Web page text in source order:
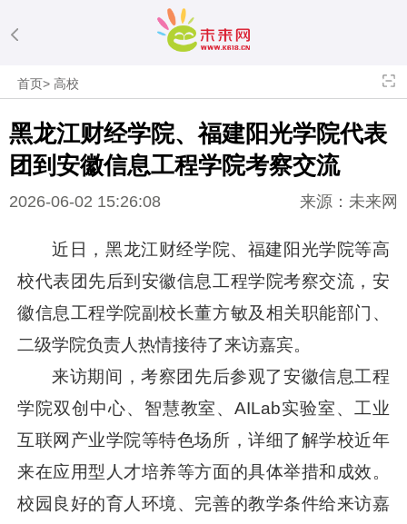
首页>高校
黑龙江财经学院、福建阳光学院代表
团到安徽信息工程学院考察交流
2026-06-02 15:26:08 来源：未来网
近日，黑龙江财经学院、福建阳光学院等高
校代表团先后到安徽信息工程学院考察交流，安
徽信息工程学院副校长董方敏及相关职能部门、
二级学院负责人热情接待了来访嘉宾。
来访期间，考察团先后参观了安徽信息工程
学院双创中心、智慧教室、AILab实验室、工业
互联网产业学院等特色场所，详细了解学校近年
来在应用型人才培养等方面的具体举措和成效。
校园良好的育人环境、完善的教学条件给来访嘉